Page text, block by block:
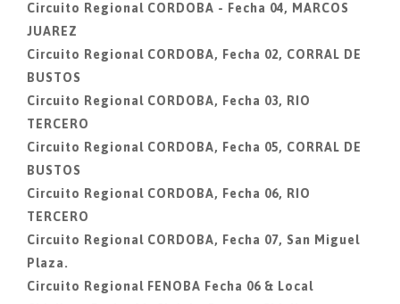
Circuito Regional CORDOBA - Fecha 04, MARCOS
JUAREZ
Circuito Regional CORDOBA, Fecha 02, CORRAL DE
BUSTOS
Circuito Regional CORDOBA, Fecha 03, RIO
TERCERO
Circuito Regional CORDOBA, Fecha 05, CORRAL DE
BUSTOS
Circuito Regional CORDOBA, Fecha 06, RIO
TERCERO
Circuito Regional CORDOBA, Fecha 07, San Miguel
Plaza.
Circuito Regional FENOBA Fecha 06 & Local